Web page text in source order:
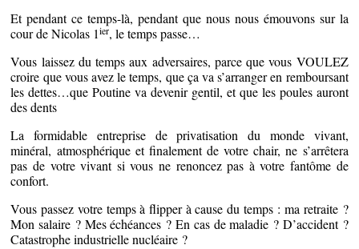
Et pendant ce temps-là, pendant que nous nous émouvons sur la
cour de Nicolas 1ier, le temps passe…
Vous laissez du temps aux adversaires, parce que vous VOULEZ
croire que vous avez le temps, que ça va s’arranger en remboursant
les dettes…que Poutine va devenir gentil, et que les poules auront
des dents
La formidable entreprise de privatisation du monde vivant,
minéral, atmosphérique et finalement de votre chair, ne s’arrêtera
pas de votre vivant si vous ne renoncez pas à votre fantôme de
confort.
Vous passez votre temps à flipper à cause du temps : ma retraite ?
Mon salaire ? Mes échéances ? En cas de maladie ? D’accident ?
Catastrophe industrielle nucléaire ?